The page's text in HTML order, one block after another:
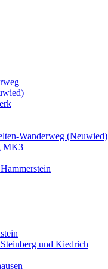
Wanderweg (Neuwied)
MK3
und Kiedrich